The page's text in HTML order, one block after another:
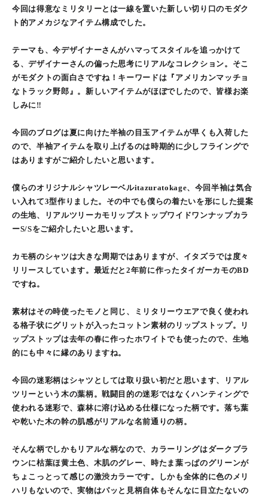
今回は得意なミリタリーとは一線を置いた新しい切り口のモダク
ト的アメカジなアイテム構成でした。
テーマも、今デザイナーさんがハマってスタイルを追っかけて
る、デザイナーさんの偏った思考にリアルなコレクション。そこ
がモダクトの面白さですね！キーワードは『アメリカンマッチョ
なトラック野郎』。新しいアイテムがほぼでしたので、皆様お楽
しみに‼︎
今回のブログは夏に向けた半袖の目玉アイテムが早くも入荷した
ので、半袖アイテムを取り上げるのは時期的に少しフライングで
はありますがご紹介したいと思います。
僕らのオリジナルシャツレーベルitazuratokage、今回半袖は気合
い入れて3型作りました。その中でも僕らの着たいを形にした提案
の生地、リアルツリーカモリップストップワイドワンナップカラ
ーS/Sをご紹介したいと思います。
カモ柄のシャツは大きな周期ではありますが、イタズラでは度々
リリースしています。最近だと2年前に作ったタイガーカモのBD
ですね。
素材はその時使ったモノと同じ、ミリタリーウエアで良く使われ
る格子状にグリットが入ったコットン素材のリップストップ。リ
ップストップは去年の春に作ったホワイトでも使ったので、生地
的にも中々に縁のありますね。
今回の迷彩柄はシャツとしては取り扱い初だと思います、リアル
ツリーという木の葉柄。戦闘目的の迷彩ではなくハンティングで
使われる迷彩で、森林に溶け込める仕様になった柄です。落ち葉
や乾いた木の幹の肌感がリアルな名前通りの柄。
そんな柄でしかもリアルな柄なので、カラーリングはダークブラ
ウンに枯葉ほ黄土色、木肌のグレー、時たま葉っぱのグリーンが
ちょこっとって感じの激渋カラーです。しかも全体的に色のメリ
ハリもないので、実物はパッと見柄自体もそんなに目立たないの